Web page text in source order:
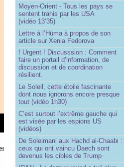
Moyen-Orient - Tous les pays se
sentent trahis par les USA
(vidéo 13’35)
Lettre à l’Huma à propos de son
article sur Xenia Fedorova
! Urgent ! Discusssion : Comment
faire un portail d’information, de
discussion et de coordination
résilient.
Le Soleil, cette étoile fascinante
dont nous ignorons encore presque
tout (vidéo 1h30)
C’est surtout l’extrême gauche qui
est visée par les espions US
(vidéos)
De Soleimani aux Hachd al‑Chaabi :
ceux qui ont vaincu Daech sont
devenus les cibles de Trump